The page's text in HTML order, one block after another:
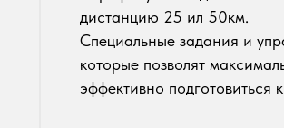
дистанцию 25 ил 50км.
Специальные задания и
которые позволят
эффективно подготовиться